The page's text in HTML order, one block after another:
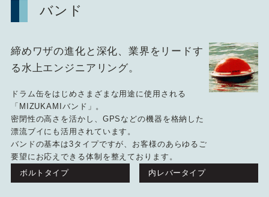
バンド
締めワザの進化と深化、業界をリードす
る水上エンジニアリング。
ドラム缶をはじめさまざまな用途に使用される
「MIZUKAMIバンド」。
密閉性の高さを活かし、GPSなどの機器を格納した
漂流ブイにも活用されています。
バンドの基本は3タイプですが、お客様のあらゆるご
要望にお応えできる体制を整えております。
ボルトタイプ
内レバータイプ